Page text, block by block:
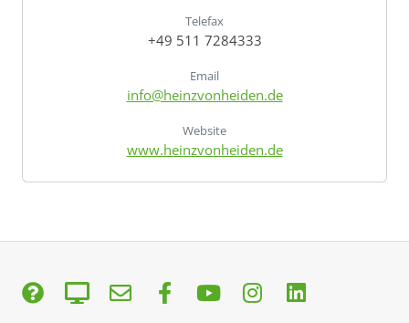
Telefax
+49 511 7284333
Email
info@heinzvonheiden.de
Website
www.heinzvonheiden.de